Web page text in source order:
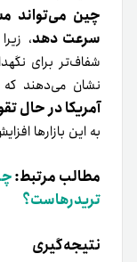
چین می‌تواند
سرعت دهد،
شفاف‌تر برای
نشان می‌دهند که
آمریکا در حال
به این بازارها
مطالب مرتبط:
تریدرهاست؟
نتیجه‌گیری